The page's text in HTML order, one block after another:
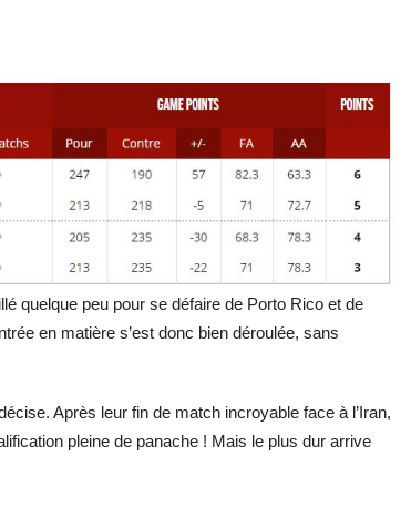
quelque peu pour se défaire de Porto Rico et de
en matière s’est donc bien déroulée, sans
Après leur fin de match incroyable face à l’Iran,
pleine de panache ! Mais le plus dur arrive